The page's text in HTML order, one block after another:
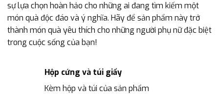
sự lựa chọn hoàn hảo cho những ai đang tìm kiếm một
món quà độc đáo và ý nghĩa. Hãy để sản phẩm này trở
thành món quà yêu thích cho những người phụ nữ đặc biệt
trong cuộc sống của bạn!
Hộp cứng và túi giấy
Kèm hộp và túi của sản phẩm